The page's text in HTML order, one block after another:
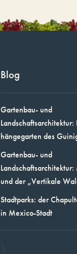
Blog
Gartenbau- und
Landschaftsarchitektur:
hängegarten des
Gartenbau- und
und der „Vertikale
Stadtparks: der
in Mexico-Stadt